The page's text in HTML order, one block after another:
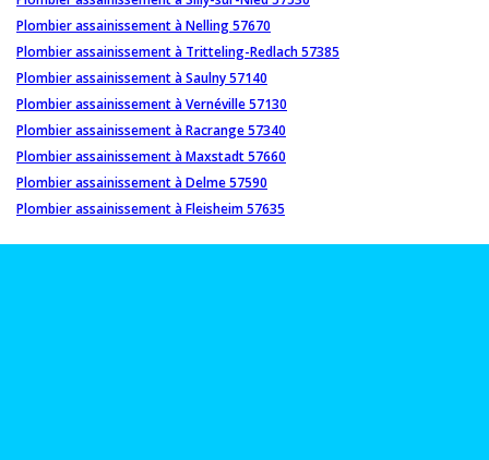
Plombier assainissement à Nelling 57670
Plombier assainissement à Tritteling-Redlach 57385
Plombier assainissement à Saulny 57140
Plombier assainissement à Vernéville 57130
Plombier assainissement à Racrange 57340
Plombier assainissement à Maxstadt 57660
Plombier assainissement à Delme 57590
Plombier assainissement à Fleisheim 57635